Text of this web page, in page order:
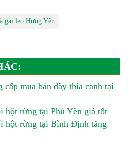
gai leo Hưng Yên
cấp mua bán dây thìa canh tại
hột rừng tại Phú Yên giá tốt
hột rừng tại Bình Định tăng